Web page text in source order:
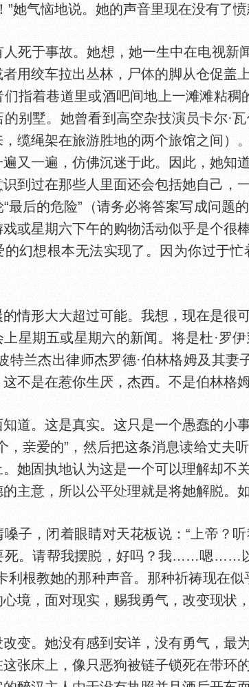
气恼地说。她的声音里现在没有了愤
于事故。她想，她一生中在电视新
用绞车拉出丛林，尸
的脚从仓促盖
们指着巷道里或酒吧间地上一滩滩粘稠
别墅。她曾看到高空杂技演员卡尔·
缆绳架在旅游胜地的两个旅馆之间）
又一遍，仿佛沉迷于此。因此，她知
识到过在那些人里面还会包括她自己，
最后的危险”（请务必将答案写成问题
或星期六下午的购物活动似乎是个很
的幻想根本无法实现了。因为你过于忙
形大大超过可能。我想，现在是很
星期五或星期六的新闻。将是杜·罗
特兰杰出律师杰罗德·伯林格姆及其
这不是在惹你生厌，杰西。不是伯林
。这是真实。这只是一个愚蠢的小事
，
爱的”，然后把这条消息读给丈夫
她固执地认为这是一个可以理解却不
主意，所以公平
理就是将她解 。
，闭着眼睛对天花板说：“上帝？听
死。请帮我摆
，好吗？我……嗯……以
利根教她的那种声音。那种祈祷现在
境，面对现实，赐我勇气，改变现状
。她没有感到安详，没有勇气，最
张
上，像只恶狗被链子锁死在带环